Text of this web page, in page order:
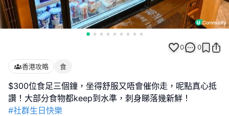
0 0
香港攻略 食
$300位食足三個鐘，坐得舒服又唔會催你走，呢點真心抵
#社群生日快樂